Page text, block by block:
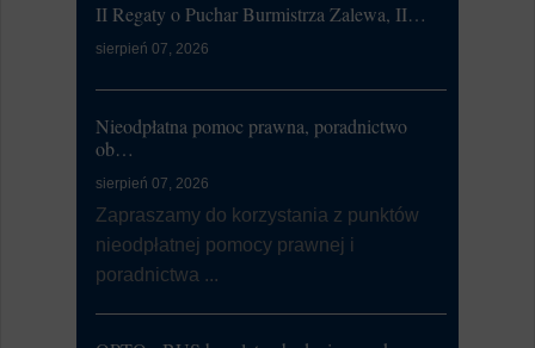
II Regaty o Puchar Burmistrza Zalewa, II…
sierpień 07, 2026
Nieodpłatna pomoc prawna, poradnictwo
ob…
sierpień 07, 2026
Zapraszamy do korzystania z punktów
nieodpłatnej pomocy prawnej i
poradnictwa ...